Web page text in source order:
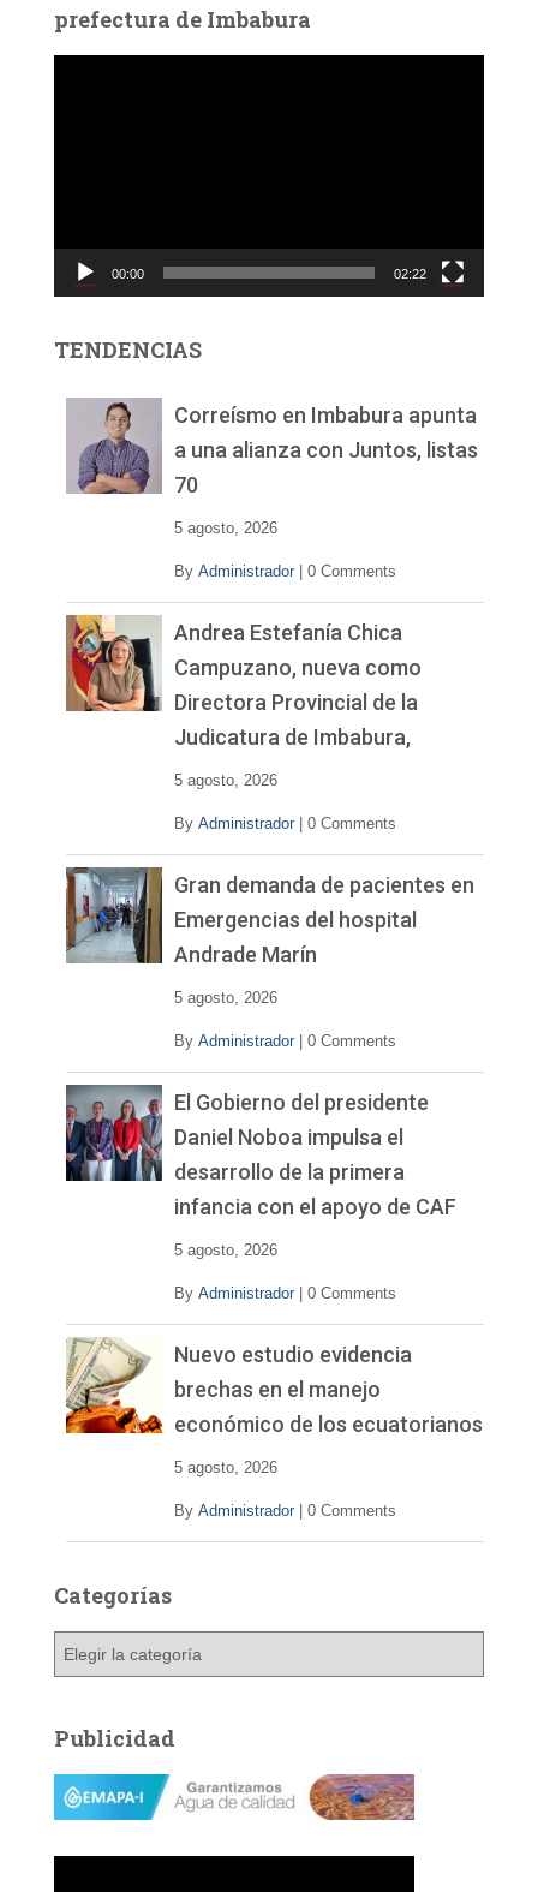
prefectura de Imbabura
c
d
00:00 02:22
TENDENCIAS
Correísmo en Imbabura apunta
a una alianza con Juntos, listas
70
5 agosto, 2026
By Administrador 0 Comments
Andrea Estefanía Chica
Campuzano, nueva como
Directora Provincial de la
Judicatura de Imbabura,
5 agosto, 2026
By Administrador 0 Comments
Gran demanda de pacientes en
Emergencias del hospital
Andrade Marín
5 agosto, 2026
By Administrador 0 Comments
El Gobierno del presidente
Daniel Noboa impulsa el
desarrollo de la primera
infancia con el apoyo de CAF
5 agosto, 2026
By Administrador 0 Comments
Nuevo estudio evidencia
brechas en el manejo
económico de los ecuatorianos
5 agosto, 2026
By Administrador 0 Comments
Categorías
g
o
a
Publicidad